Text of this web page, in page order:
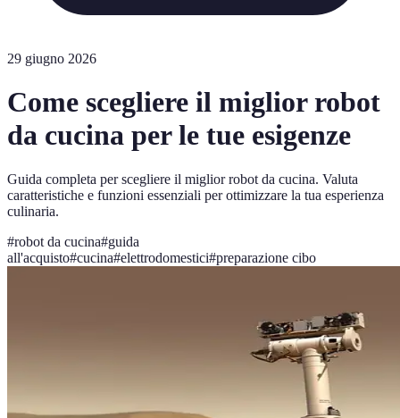
29 giugno 2026
Come scegliere il miglior robot
da cucina per le tue esigenze
Guida completa per scegliere il miglior robot da cucina. Valuta
caratteristiche e funzioni essenziali per ottimizzare la tua esperienza
culinaria.
#robot da cucina#guida
all'acquisto#cucina#elettrodomestici#preparazione cibo